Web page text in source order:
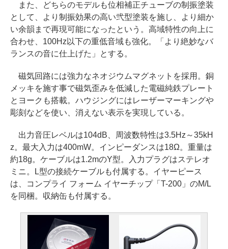
また、どちらのモデルも位相補正チューブの制振塗装
として、より制振効果の高い弐型塗装を施し、より細か
い余韻まで再現可能になったという。高域特性の向上に
合わせ、100Hz以下の重低音域も強化。「より絶妙なバ
ランスの音に仕上げた」とする。
磁気回路には強力なネオジウムマグネットを採用。銅
メッキを施す事で磁気歪みを低減した電磁純鉄プレート
とヨークも搭載。ハウジングにはレーザーマーキングや
彫刻などを使い、消えない表示を実現している。
出力音圧レベルは104dB、周波数特性は3.5Hz～35kH
z。最大入力は400mW。インピーダンスは18Ω。重量は
約18g。ケーブルは1.2mのY型。入力プラグはステレオ
ミニ。L型の接続ケーブルも付属する。イヤーピース
は、コンプライ フォーム イヤーチップ「T-200」のM/L
を同梱。収納缶も付属する。